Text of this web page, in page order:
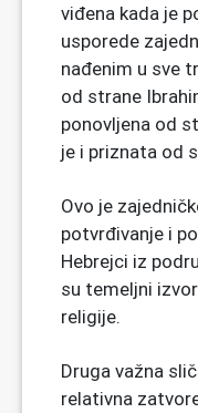
viđena kada je
usporede
nađenim u sve
od strane
ponovljena od
je i priznata od
Ovo je
potvrđivanje i
Hebrejci iz
su temeljni
religije.
Druga važna
relativna